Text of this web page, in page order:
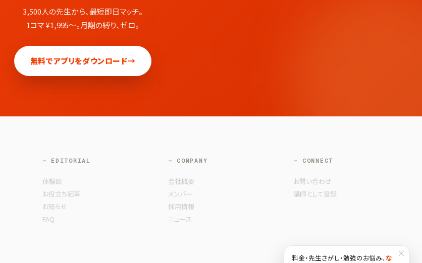
3,500人の先生から、最短即日マッチ。
1コマ ¥1,995〜。月謝の縛り、ゼロ。
無料でアプリをダウンロード→
— EDITORIAL
体験談
お役立ち記事
お知らせ
FAQ
— COMPANY
会社概要
メンバー
採用情報
ニュース
— CONNECT
お問い合わせ
講師として登録
×
料金・先生さがし・勉強のお悩み、 な